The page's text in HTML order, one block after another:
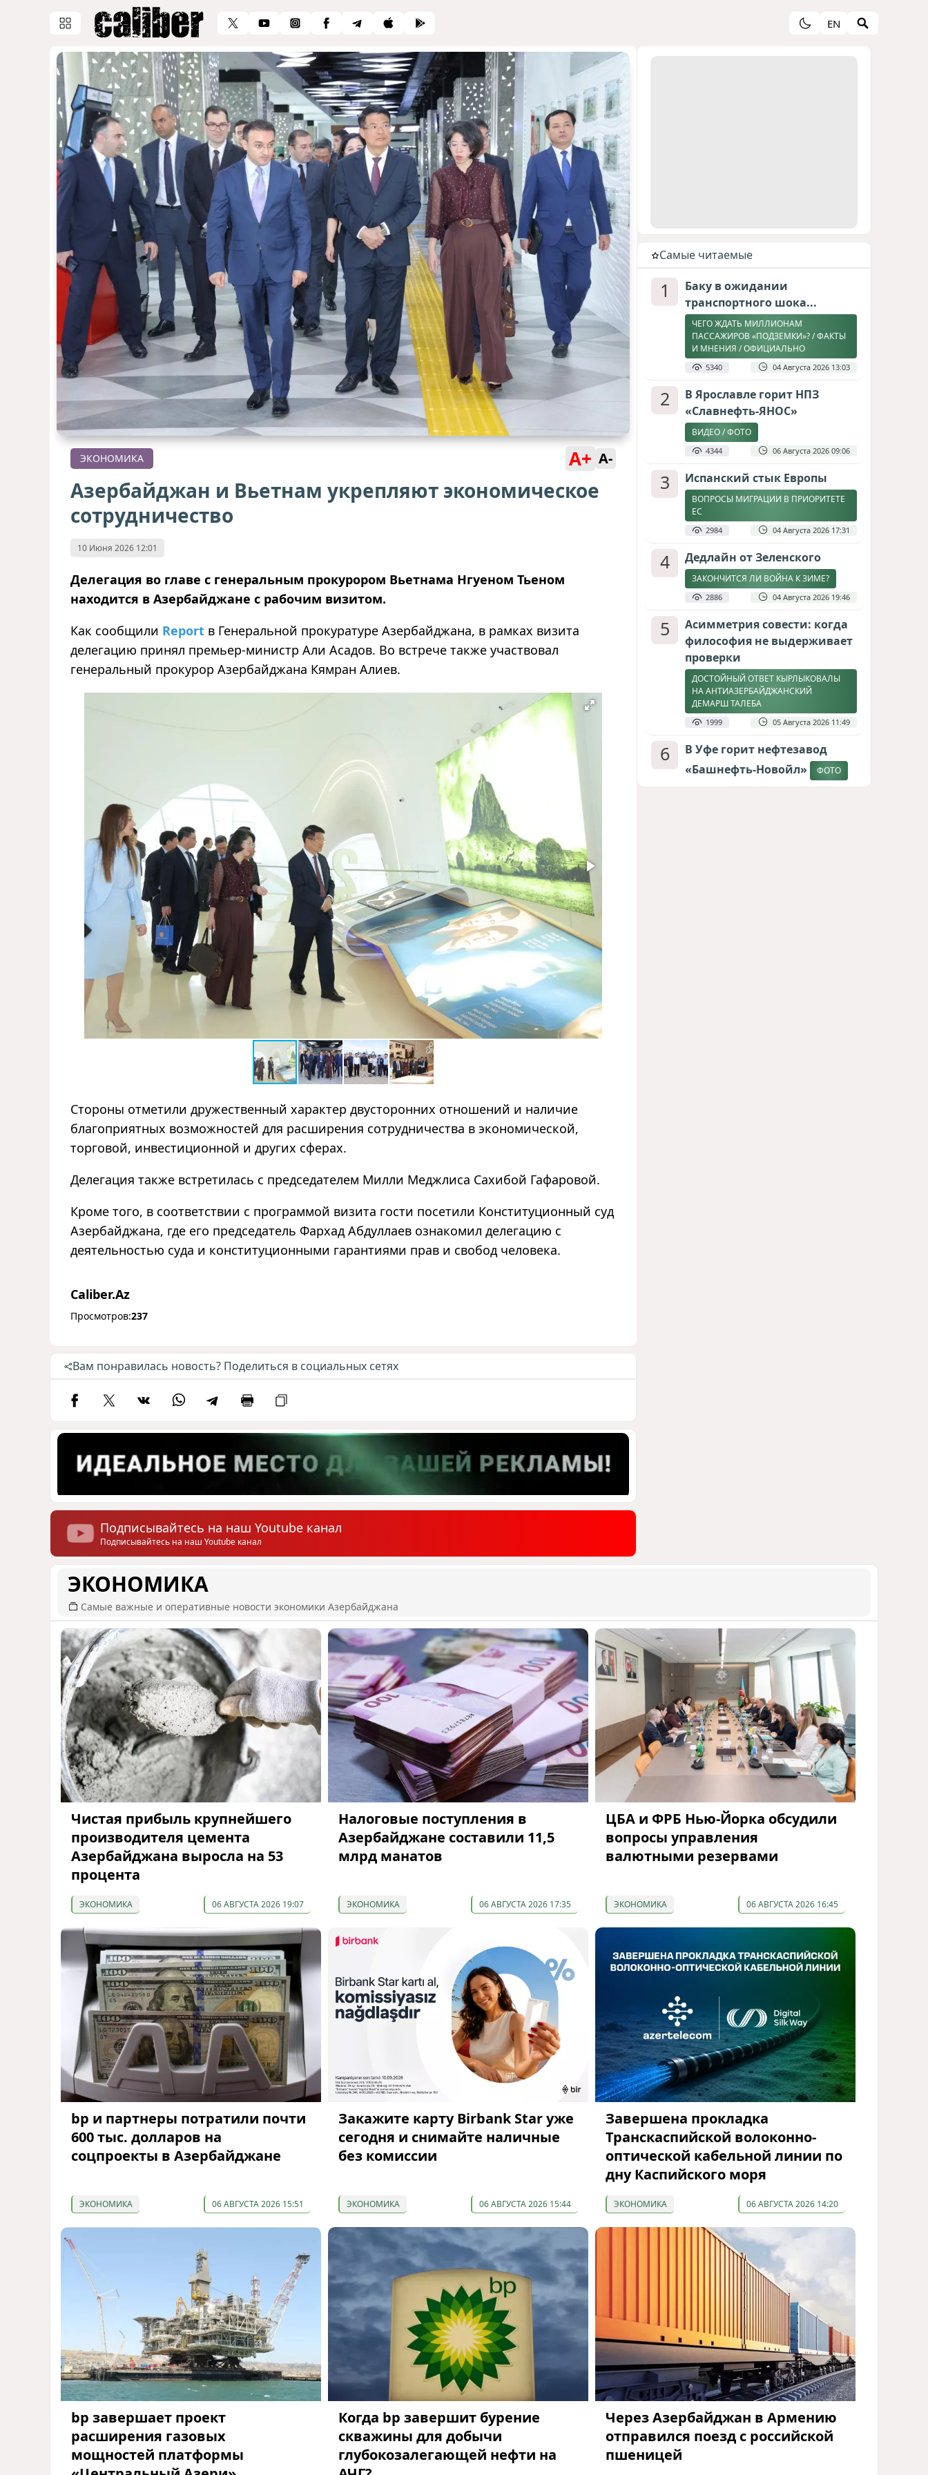
EN
ЭКОНОМИКА A+ A-
Азербайджан и Вьетнам укрепляют экономическое
сотрудничество
10 Июня 2026 12:01
Делегация во главе с генеральным прокурором Вьетнама Нгуеном Тьеном
находится в Азербайджане с рабочим визитом.
Как сообщили Report в Генеральной прокуратуре Азербайджана, в рамках визита
делегацию принял премьер-министр Али Асадов. Во встрече также участвовал
генеральный прокурор Азербайджана Кямран Алиев.
Стороны отметили дружественный характер двусторонних отношений и наличие
благоприятных возможностей для расширения сотрудничества в экономической,
торговой, инвестиционной и других сферах.
Делегация также встретилась с председателем Милли Меджлиса Сахибой Гафаровой.
Кроме того, в соответствии с программой визита гости посетили Конституционный суд
Азербайджана, где его председатель Фархад Абдуллаев ознакомил делегацию с
деятельностью суда и конституционными гарантиями прав и свобод человека.
Caliber.Az
Просмотров:237
Вам понравилась новость? Поделиться в социальных сетях
Подписывайтесь на наш Youtube канал
Подписывайтесь на наш Youtube канал
Cамые читаемые
1
Баку в ожидании
транспортного шока...
ЧЕГО ЖДАТЬ МИЛЛИОНАМ
ПАССАЖИРОВ «ПОДЗЕМКИ»? / ФАКТЫ
И МНЕНИЯ / ОФИЦИАЛЬНО
5340 04 Августа 2026 13:03
2
В Ярославле горит НПЗ
«Славнефть-ЯНОС»
ВИДЕО / ФОТО
4344 06 Августа 2026 09:06
3 Испанский стык Европы
ВОПРОСЫ МИГРАЦИИ В ПРИОРИТЕТЕ
ЕС
2984 04 Августа 2026 17:31
4 Дедлайн от Зеленского
ЗАКОНЧИТСЯ ЛИ ВОЙНА К ЗИМЕ?
2886 04 Августа 2026 19:46
5
Асимметрия совести: когда
философия не выдерживает
проверки
ДОСТОЙНЫЙ ОТВЕТ КЫРЛЫКОВАЛЫ
НА АНТИАЗЕРБАЙДЖАНСКИЙ
ДЕМАРШ ТАЛЕБА
1999 05 Августа 2026 11:49
6
В Уфе горит нефтезавод
«Башнефть-Новойл»
ФОТО
ЭКОНОМИКА
Самые важные и оперативные новости экономики Азербайджана
Чистая прибыль крупнейшего
производителя цемента
Азербайджана выросла на 53
процента
ЭКОНОМИКА 06 АВГУСТА 2026 19:07
Налоговые поступления в
Азербайджане составили 11,5
млрд манатов
ЭКОНОМИКА 06 АВГУСТА 2026 17:35
ЦБА и ФРБ Нью-Йорка обсудили
вопросы управления
валютными резервами
ЭКОНОМИКА 06 АВГУСТА 2026 16:45
bp и партнеры потратили почти
600 тыс. долларов на
соцпроекты в Азербайджане
ЭКОНОМИКА 06 АВГУСТА 2026 15:51
Закажите карту Birbank Star уже
сегодня и снимайте наличные
без комиссии
ЭКОНОМИКА 06 АВГУСТА 2026 15:44
Завершена прокладка
Транскаспийской волоконно-
оптической кабельной линии по
дну Каспийского моря
ЭКОНОМИКА 06 АВГУСТА 2026 14:20
bp завершает проект
расширения газовых
мощностей платформы
Когда bp завершит бурение
скважины для добычи
глубокозалегающей нефти на
Через Азербайджан в Армению
отправился поезд с российской
пшеницей